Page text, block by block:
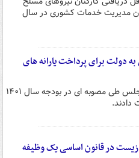
مدیریت خدمات کشوری در سال
دولت برای پرداخت یارانه های
نمایندگان مجلس طی مصوبه ای در بودجه سال ۱۴۰۱
دادند.
در قانون اساسی یک وظیفه